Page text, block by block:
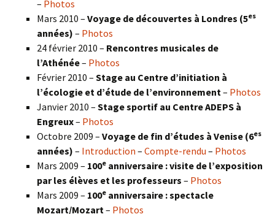
– Photos
Mars 2010 – Voyage de découvertes à Londres (5es
années) – Photos
24 février 2010 – Rencontres musicales de
l’Athénée– Photos
Février 2010 – Stage au Centre d’initiation à
l’écologie et d’étude de l’environnement – Photos
Janvier 2010 – Stage sportif au Centre ADEPS à
Engreux– Photos
Octobre 2009 – Voyage de fin d’études à Venise (6es
années) – Introduction – Compte-rendu – Photos
Mars 2009 – 100e anniversaire : visite de l’exposition
par les élèves et les professeurs – Photos
Mars 2009 – 100e anniversaire : spectacle
Mozart/Mozart – Photos